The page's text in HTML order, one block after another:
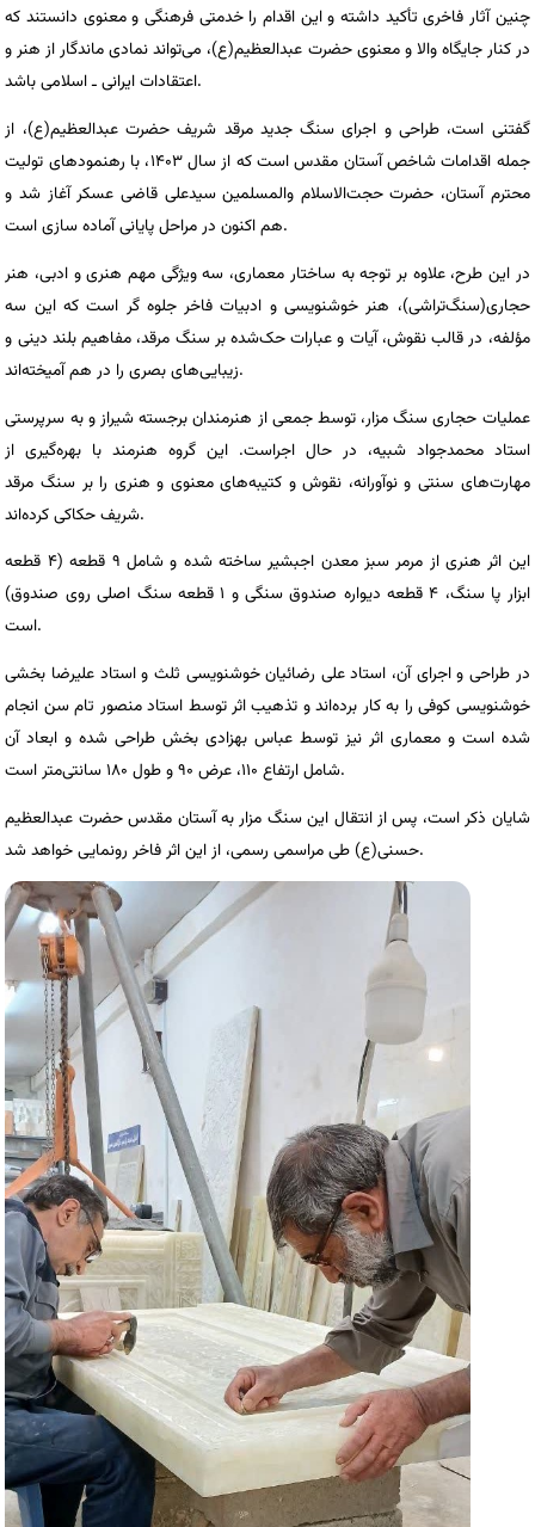
چنین آثار فاخری تأکید داشته و این اقدام را خدمتی فرهنگی و معنوی دانستند که
در کنار جایگاه والا و معنوی حضرت عبدالعظیم(ع)، می‌تواند نمادی ماندگار از هنر و
اعتقادات ایرانی ـ اسلامی باشد.
گفتنی است، طراحی و اجرای سنگ جدید مرقد شریف حضرت عبدالعظیم(ع)، از
جمله اقدامات شاخص آستان مقدس است که از سال ۱۴۰۳، با رهنمودهای تولیت
محترم آستان، حضرت حجت‌الاسلام والمسلمین سیدعلی قاضی عسکر آغاز شد و
هم اکنون در مراحل پایانی آماده سازی است.
در این طرح، علاوه بر توجه به ساختار معماری، سه ویژگی مهم هنری و ادبی، هنر
حجاری(سنگ‌تراشی)، هنر خوشنویسی و ادبیات فاخر جلوه گر است که این سه
مؤلفه، در قالب نقوش، آیات و عبارات حک‌شده بر سنگ مرقد، مفاهیم بلند دینی و
زیبایی‌های بصری را در هم آمیخته‌اند.
عملیات حجاری سنگ مزار، توسط جمعی از هنرمندان برجسته شیراز و به سرپرستی
استاد محمدجواد شبیه، در حال اجراست. این گروه هنرمند با بهره‌گیری از
مهارت‌های سنتی و نوآورانه، نقوش و کتیبه‌های معنوی و هنری را بر سنگ مرقد
شریف حکاکی کرده‌اند.
این اثر هنری از مرمر سبز معدن اجبشیر ساخته شده و شامل ۹ قطعه (۴ قطعه
ابزار پا سنگ، ۴ قطعه دیواره صندوق سنگی و ۱ قطعه سنگ اصلی روی صندوق)
است.
در طراحی و اجرای آن، استاد علی رضائیان خوشنویسی ثلث و استاد علیرضا بخشی
خوشنویسی کوفی را به کار برده‌اند و تذهیب اثر توسط استاد منصور تام سن انجام
شده است و معماری اثر نیز توسط عباس بهزادی بخش طراحی شده و ابعاد آن
شامل ارتفاع ۱۱۰، عرض ۹۰ و طول ۱۸۰ سانتی‌متر است.
شایان ذکر است، پس از انتقال این سنگ مزار به آستان مقدس حضرت عبدالعظیم
حسنی(ع) طی مراسمی رسمی، از این اثر فاخر رونمایی خواهد شد.